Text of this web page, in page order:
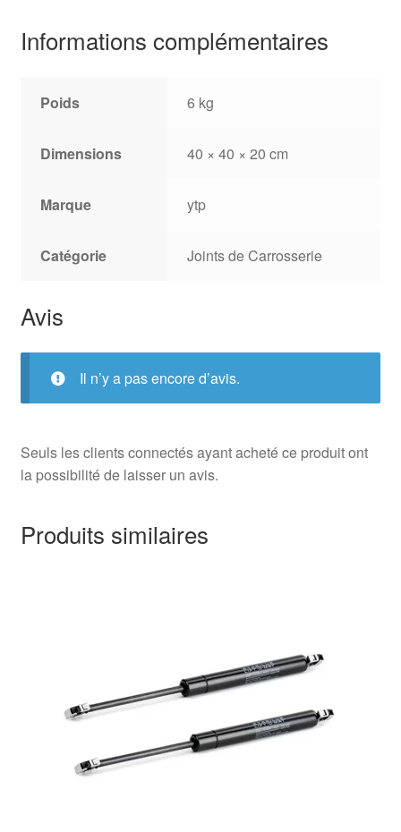
Informations complémentaires
Poids 6 kg
Dimensions 40 × 40 × 20 cm
Marque ytp
Catégorie Joints de Carrosserie
Avis
Il n’y a pas encore d’avis.
Seuls les clients connectés ayant acheté ce produit ont
la possibilité de laisser un avis.
Produits similaires